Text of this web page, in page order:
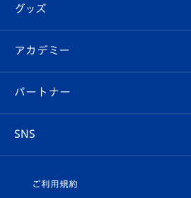
チケット
イベント
メディア
ホームタウン
スタッフプロフィール
マスコット紹介
Revive Team
ヴィヴィくんの長崎おもてなしガイド
フォトギャラリー
スタジアムグルメ
チケット
V-LOVERS（ファンクラブ）
プレイヤーズスイート
グッズ
オンラインショップ
店舗情報
アカデミー
育成からのお知らせ
U-18
パートナー
SNS
ご利用規約